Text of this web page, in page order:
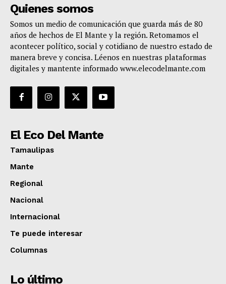
Quienes somos
Somos un medio de comunicación que guarda más de 80
años de hechos de El Mante y la región. Retomamos el
acontecer político, social y cotidiano de nuestro estado de
manera breve y concisa. Léenos en nuestras plataformas
digitales y mantente informado www.elecodelmante.com
El Eco Del Mante
Tamaulipas
Mante
Regional
Nacional
Internacional
Te puede interesar
Columnas
Lo último